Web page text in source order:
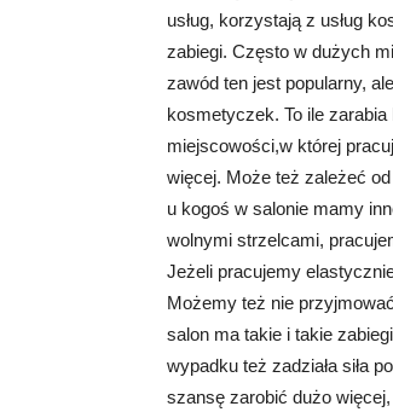
usług, korzystają z usług
zabiegi. Często w dużych
zawód ten jest popularny,
kosmetyczek. To ile
miejscowości,w której
więcej. Może też zależeć
u kogoś w salonie mamy
wolnymi strzelcami,
Jeżeli pracujemy
Możemy też nie
salon ma takie i takie
wypadku też zadziała siła
szansę zarobić dużo